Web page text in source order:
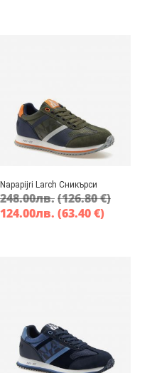
Napapijri Larch Сникърси
248.00лв.(126.80 €)
124.00лв. (63.40 €)